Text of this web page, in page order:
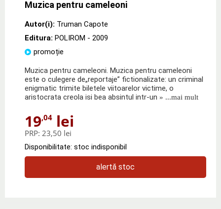
Muzica pentru cameleoni
Autor(i): Truman Capote
Editura: POLIROM - 2009
promoție
Muzica pentru cameleoni. Muzica pentru cameleoni
este o culegere de„reportaje” fictionalizate: un criminal
enigmatic trimite biletele viitoarelor victime, o
aristocrata creola isi bea absintul intr-un » ...mai mult
19,04 lei
PRP: 23,50 lei
Disponibilitate: stoc indisponibil
alertă stoc